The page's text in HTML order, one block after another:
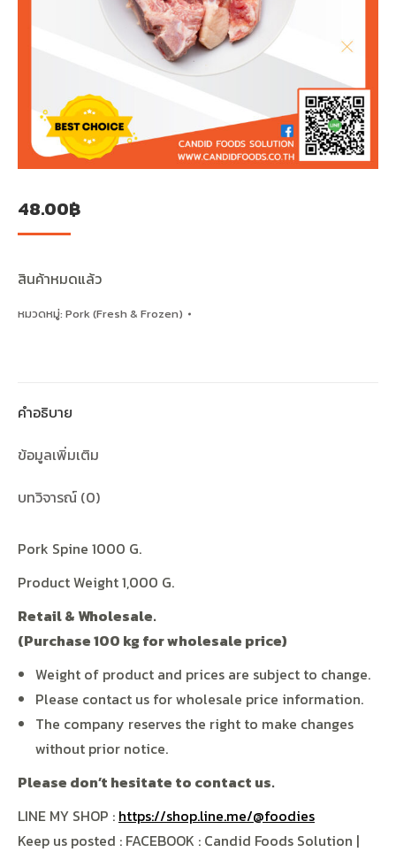
48.00฿
สินค้าหมดแล้ว
หมวดหมู่: Pork (Fresh & Frozen)
คำอธิบาย
ข้อมูลเพิ่มเติม
บทวิจารณ์ (0)
Pork Spine 1000 G.
Product Weight 1,000 G.
Retail & Wholesale.
(Purchase 100 kg for wholesale price)
Weight of product and prices are subject to change.
Please contact us for wholesale price information.
The company reserves the right to make changes
without prior notice.
Please don’t hesitate to contact us.
LINE MY SHOP : https://shop.line.me/@foodies
Keep us posted : FACEBOOK : Candid Foods Solution |